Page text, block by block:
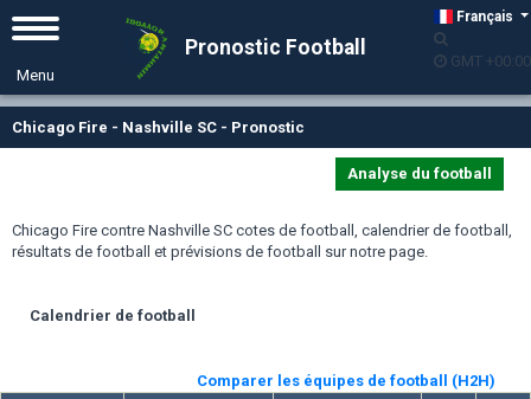
Français
GMT +00:00
Pronostic Football
Chicago Fire - Nashville SC - Pronostic
Analyse du football
Chicago Fire contre Nashville SC cotes de football, calendrier de football,
résultats de football et prévisions de football sur notre page.
Calendrier de football
Comparer les équipes de football (H2H)